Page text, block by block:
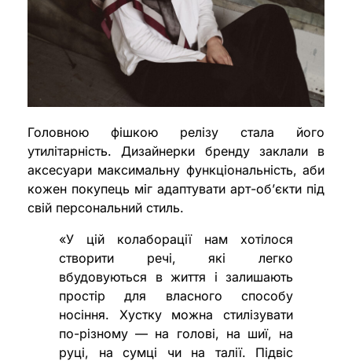
Головною фішкою релізу стала його
утилітарність. Дизайнерки бренду заклали в
аксесуари максимальну функціональність, аби
кожен покупець міг адаптувати арт-об’єкти під
свій персональний стиль.
«У цій колаборації нам хотілося
створити речі, які легко
вбудовуються в життя і залишають
простір для власного способу
носіння. Хустку можна стилізувати
по-різному — на голові, на шиї, на
руці, на сумці чи на талії. Підвіс